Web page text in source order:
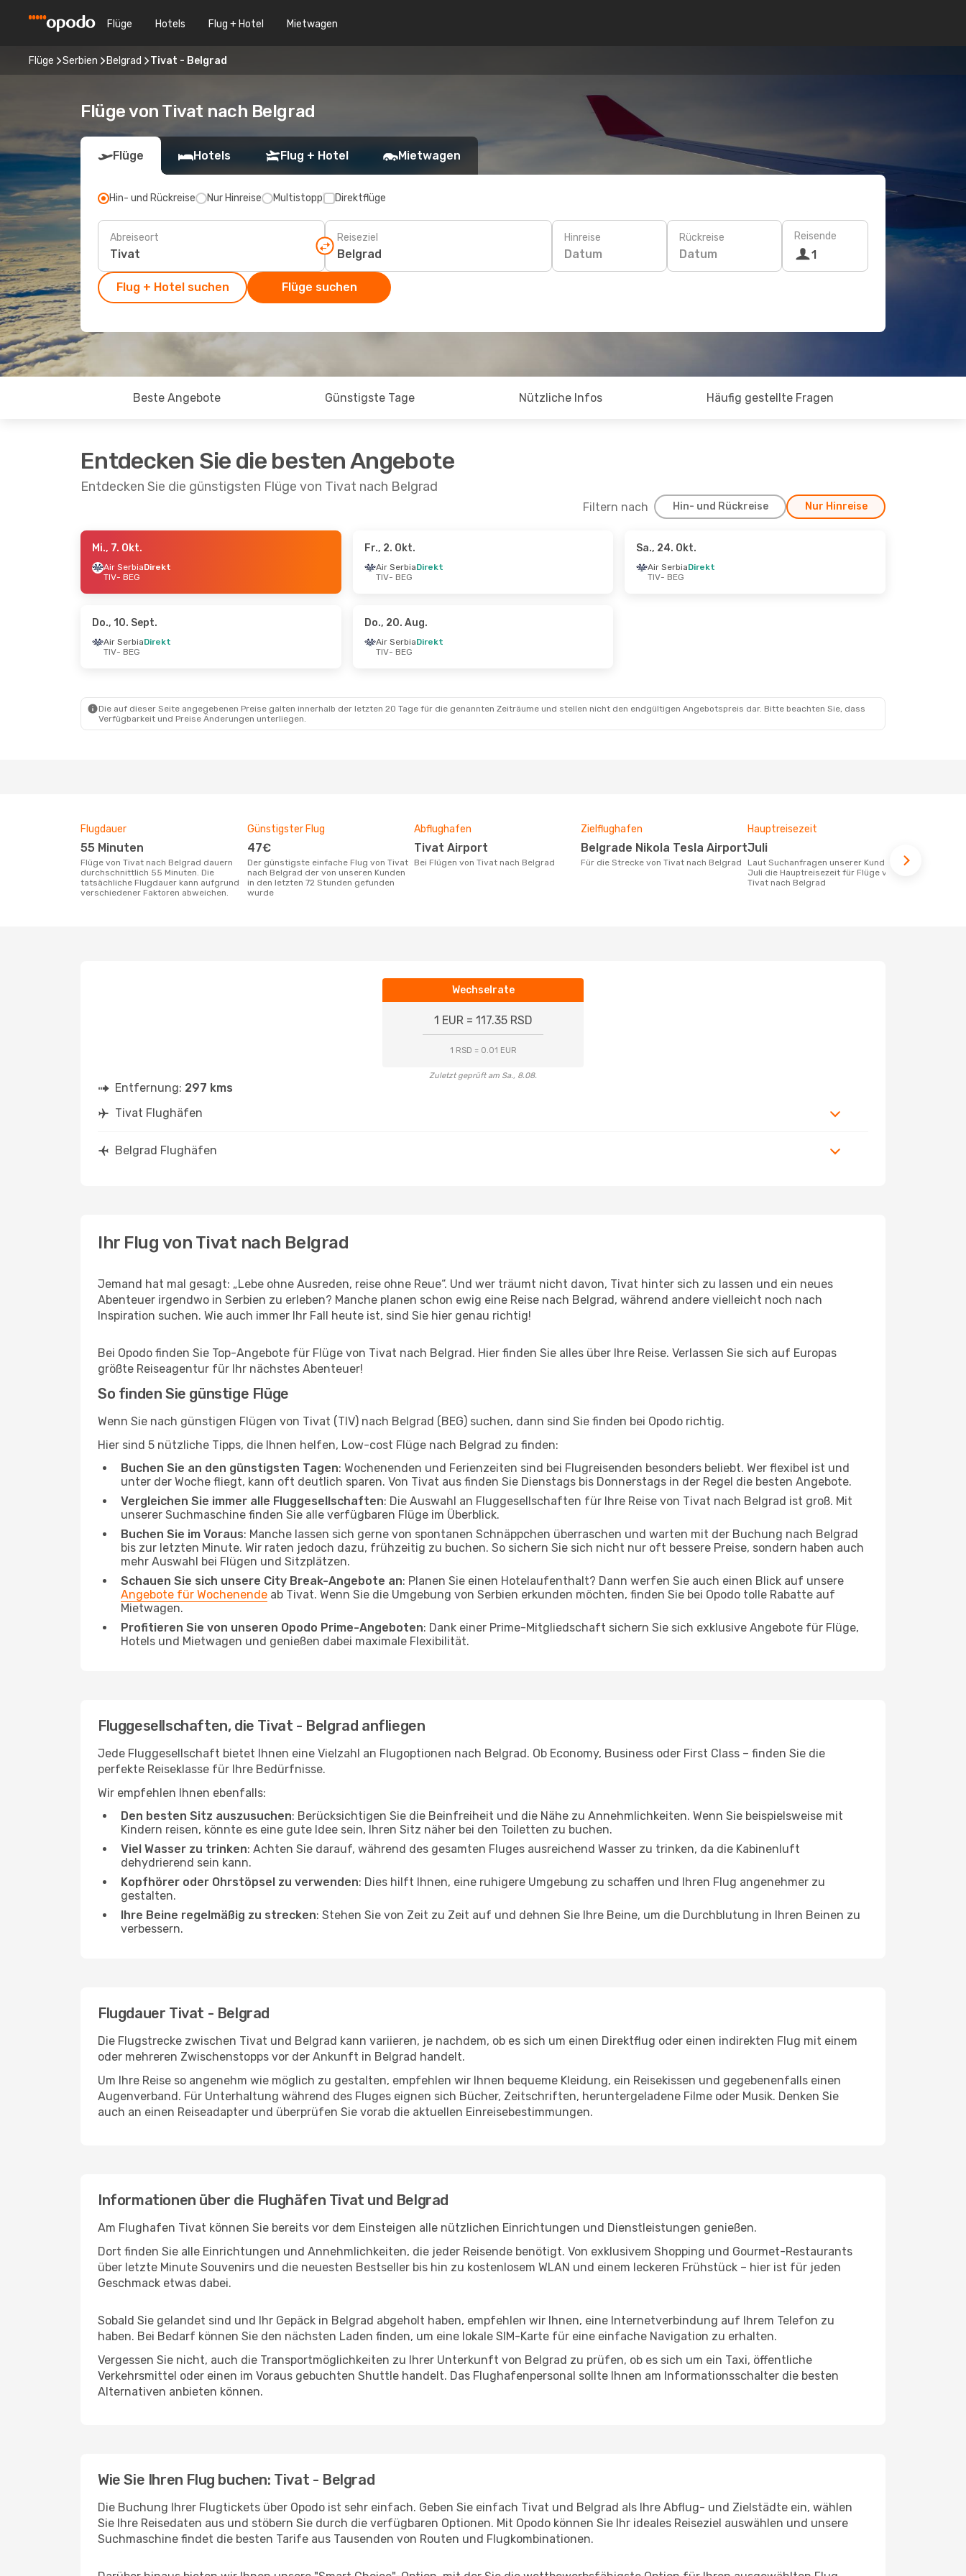
Flüge Hotels Flug + Hotel Mietwagen
Flüge Serbien Belgrad Tivat - Belgrad
Flüge von Tivat nach Belgrad
Flüge Hotels Flug + Hotel Mietwagen
Hin- und Rückreise Nur Hinreise Multistopp Direktflüge
Abreiseort Reiseziel Hinreise
Datum
Rückreise
Datum
Reisende
1
Flug + Hotel suchen Flüge suchen
Beste Angebote Günstigste Tage Nützliche Infos Häufig gestellte Fragen
Entdecken Sie die besten Angebote
Entdecken Sie die günstigsten Flüge von Tivat nach Belgrad
Filtern nach Hin- und Rückreise Nur Hinreise
- So., 6. Sept.
- So., 20. Sept. - Sa., 3. Okt.
BEG
- TIV
BEG
- TIV
Mi., 7. Okt.
Air SerbiaDirekt
TIV- BEG
Fr., 2. Okt.
Air SerbiaDirekt
TIV- BEG
Sa., 24. Okt.
Air SerbiaDirekt
TIV- BEG
Do., 10. Sept.
Air SerbiaDirekt
TIV- BEG
Do., 20. Aug.
Air SerbiaDirekt
TIV- BEG
Die auf dieser Seite angegebenen Preise galten innerhalb der letzten 20 Tage für die genannten Zeiträume und stellen nicht den endgültigen Angebotspreis dar. Bitte beachten Sie, dass
Verfügbarkeit und Preise Änderungen unterliegen.
Flugdauer
55 Minuten
Flüge von Tivat nach Belgrad dauern
durchschnittlich 55 Minuten. Die
tatsächliche Flugdauer kann aufgrund
verschiedener Faktoren abweichen.
Günstigster Flug
47€
Der günstigste einfache Flug von Tivat
nach Belgrad der von unseren Kunden
in den letzten 72 Stunden gefunden
wurde
Abflughafen
Tivat Airport
Bei Flügen von Tivat nach Belgrad
Zielflughafen
Belgrade Nikola Tesla Airport
Für die Strecke von Tivat nach Belgrad
Hauptreisezeit
Juli
Laut Suchanfragen unserer Kunden ist
Juli die Hauptreisezeit für Flüge von
Tivat nach Belgrad
Wechselrate
1 EUR = 117.35 RSD
1 RSD = 0.01 EUR
Zuletzt geprüft am Sa., 8.08.
Entfernung: 297 kms
Tivat Flughäfen
Belgrad Flughäfen
Ihr Flug von Tivat nach Belgrad
Jemand hat mal gesagt: „Lebe ohne Ausreden, reise ohne Reue“. Und wer träumt nicht davon, Tivat hinter sich zu lassen und ein neues
Abenteuer irgendwo in Serbien zu erleben? Manche planen schon ewig eine Reise nach Belgrad, während andere vielleicht noch nach
Inspiration suchen. Wie auch immer Ihr Fall heute ist, sind Sie hier genau richtig!
Bei Opodo finden Sie Top-Angebote für Flüge von Tivat nach Belgrad. Hier finden Sie alles über Ihre Reise. Verlassen Sie sich auf Europas
größte Reiseagentur für Ihr nächstes Abenteuer!
So finden Sie günstige Flüge
Wenn Sie nach günstigen Flügen von Tivat (TIV) nach Belgrad (BEG) suchen, dann sind Sie finden bei Opodo richtig.
Hier sind 5 nützliche Tipps, die Ihnen helfen, Low-cost Flüge nach Belgrad zu finden:
Buchen Sie an den günstigsten Tagen: Wochenenden und Ferienzeiten sind bei Flugreisenden besonders beliebt. Wer flexibel ist und
unter der Woche fliegt, kann oft deutlich sparen. Von Tivat aus finden Sie Dienstags bis Donnerstags in der Regel die besten Angebote.
Vergleichen Sie immer alle Fluggesellschaften: Die Auswahl an Fluggesellschaften für Ihre Reise von Tivat nach Belgrad ist groß. Mit
unserer Suchmaschine finden Sie alle verfügbaren Flüge im Überblick.
Buchen Sie im Voraus: Manche lassen sich gerne von spontanen Schnäppchen überraschen und warten mit der Buchung nach Belgrad
bis zur letzten Minute. Wir raten jedoch dazu, frühzeitig zu buchen. So sichern Sie sich nicht nur oft bessere Preise, sondern haben auch
mehr Auswahl bei Flügen und Sitzplätzen.
Schauen Sie sich unsere City Break-Angebote an: Planen Sie einen Hotelaufenthalt? Dann werfen Sie auch einen Blick auf unsere
Angebote für Wochenende ab Tivat. Wenn Sie die Umgebung von Serbien erkunden möchten, finden Sie bei Opodo tolle Rabatte auf
Mietwagen.
Profitieren Sie von unseren Opodo Prime-Angeboten: Dank einer Prime-Mitgliedschaft sichern Sie sich exklusive Angebote für Flüge,
Hotels und Mietwagen und genießen dabei maximale Flexibilität.
Fluggesellschaften, die Tivat - Belgrad anfliegen
Jede Fluggesellschaft bietet Ihnen eine Vielzahl an Flugoptionen nach Belgrad. Ob Economy, Business oder First Class – finden Sie die
perfekte Reiseklasse für Ihre Bedürfnisse.
Wir empfehlen Ihnen ebenfalls:
Den besten Sitz auszusuchen: Berücksichtigen Sie die Beinfreiheit und die Nähe zu Annehmlichkeiten. Wenn Sie beispielsweise mit
Kindern reisen, könnte es eine gute Idee sein, Ihren Sitz näher bei den Toiletten zu buchen.
Viel Wasser zu trinken: Achten Sie darauf, während des gesamten Fluges ausreichend Wasser zu trinken, da die Kabinenluft
dehydrierend sein kann.
Kopfhörer oder Ohrstöpsel zu verwenden: Dies hilft Ihnen, eine ruhigere Umgebung zu schaffen und Ihren Flug angenehmer zu
gestalten.
Ihre Beine regelmäßig zu strecken: Stehen Sie von Zeit zu Zeit auf und dehnen Sie Ihre Beine, um die Durchblutung in Ihren Beinen zu
verbessern.
Flugdauer Tivat - Belgrad
Die Flugstrecke zwischen Tivat und Belgrad kann variieren, je nachdem, ob es sich um einen Direktflug oder einen indirekten Flug mit einem
oder mehreren Zwischenstopps vor der Ankunft in Belgrad handelt.
Um Ihre Reise so angenehm wie möglich zu gestalten, empfehlen wir Ihnen bequeme Kleidung, ein Reisekissen und gegebenenfalls einen
Augenverband. Für Unterhaltung während des Fluges eignen sich Bücher, Zeitschriften, heruntergeladene Filme oder Musik. Denken Sie
auch an einen Reiseadapter und überprüfen Sie vorab die aktuellen Einreisebestimmungen.
Informationen über die Flughäfen Tivat und Belgrad
Am Flughafen Tivat können Sie bereits vor dem Einsteigen alle nützlichen Einrichtungen und Dienstleistungen genießen.
Dort finden Sie alle Einrichtungen und Annehmlichkeiten, die jeder Reisende benötigt. Von exklusivem Shopping und Gourmet-Restaurants
über letzte Minute Souvenirs und die neuesten Bestseller bis hin zu kostenlosem WLAN und einem leckeren Frühstück – hier ist für jeden
Geschmack etwas dabei.
Sobald Sie gelandet sind und Ihr Gepäck in Belgrad abgeholt haben, empfehlen wir Ihnen, eine Internetverbindung auf Ihrem Telefon zu
haben. Bei Bedarf können Sie den nächsten Laden finden, um eine lokale SIM-Karte für eine einfache Navigation zu erhalten.
Vergessen Sie nicht, auch die Transportmöglichkeiten zu Ihrer Unterkunft von Belgrad zu prüfen, ob es sich um ein Taxi, öffentliche
Verkehrsmittel oder einen im Voraus gebuchten Shuttle handelt. Das Flughafenpersonal sollte Ihnen am Informationsschalter die besten
Alternativen anbieten können.
Wie Sie Ihren Flug buchen: Tivat - Belgrad
Die Buchung Ihrer Flugtickets über Opodo ist sehr einfach. Geben Sie einfach Tivat und Belgrad als Ihre Abflug- und Zielstädte ein, wählen
Sie Ihre Reisedaten aus und stöbern Sie durch die verfügbaren Optionen. Mit Opodo können Sie Ihr ideales Reiseziel auswählen und unsere
Suchmaschine findet die besten Tarife aus Tausenden von Routen und Flugkombinationen.